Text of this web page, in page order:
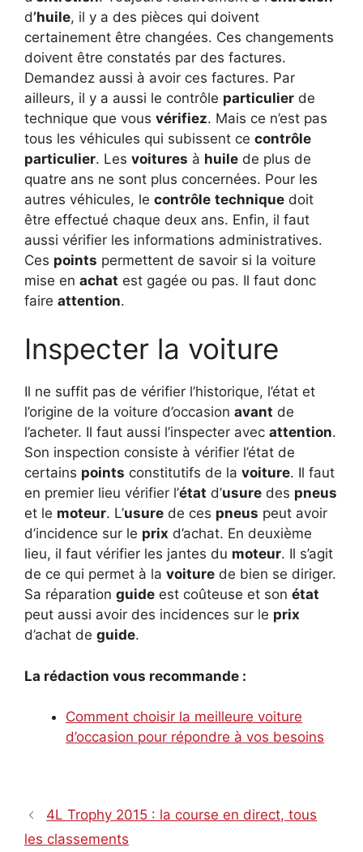
d’huile, il y a des pièces qui doivent
certainement être changées. Ces changements
doivent être constatés par des factures.
Demandez aussi à avoir ces factures. Par
ailleurs, il y a aussi le contrôle particulier de
technique que vous vérifiez. Mais ce n’est pas
tous les véhicules qui subissent ce contrôle
particulier. Les voitures à huile de plus de
quatre ans ne sont plus concernées. Pour les
autres véhicules, le contrôle technique doit
être effectué chaque deux ans. Enfin, il faut
aussi vérifier les informations administratives.
Ces points permettent de savoir si la voiture
mise en achat est gagée ou pas. Il faut donc
faire attention.
Inspecter la voiture
Il ne suffit pas de vérifier l’historique, l’état et
l’origine de la voiture d’occasion avant de
l’acheter. Il faut aussi l’inspecter avec attention.
Son inspection consiste à vérifier l’état de
certains points constitutifs de la voiture. Il faut
en premier lieu vérifier l’état d’usure des pneus
et le moteur. L’usure de ces pneus peut avoir
d’incidence sur le prix d’achat. En deuxième
lieu, il faut vérifier les jantes du moteur. Il s’agit
de ce qui permet à la voiture de bien se diriger.
Sa réparation guide est coûteuse et son état
peut aussi avoir des incidences sur le prix
d’achat de guide.
La rédaction vous recommande :
Comment choisir la meilleure voiture
d’occasion pour répondre à vos besoins
4L Trophy 2015 : la course en direct, tous
les classements